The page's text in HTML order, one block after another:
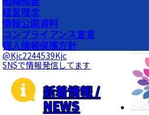
経営理念
情報公開資料
コンプライアンス宣言
個人情報保護方針
@Kjc2244539Kjc
SNSで情報発信してます
新着情報 /
NEWS